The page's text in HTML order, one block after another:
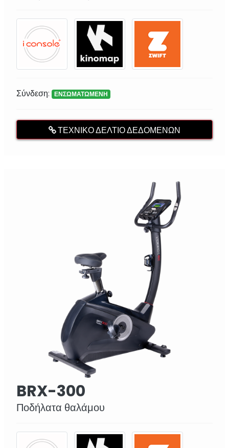
Σύνδεση: ΕΝΣΩΜΑΤΩΜΕΝΗ
ΤΕΧΝΙΚΌ ΔΕΛΤΊΟ ΔΕΔΟΜΈΝΩΝ
BRX-300
Ποδήλατα θαλάμου